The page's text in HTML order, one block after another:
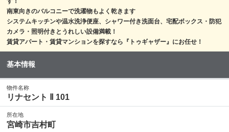
南東向きのバルコニーで洗濯物もよく乾きます
システムキッチンや温水洗浄便座、シャワー付き洗面台、宅配ボックス・防犯
カメラ・照明付きとうれしい設備満載！
賃貸アパート・賃貸マンションを探すなら『トゥギャザー』にお任せ！
基本情報
物件名称
リナセント Ⅱ 101
所在地
宮崎市吉村町